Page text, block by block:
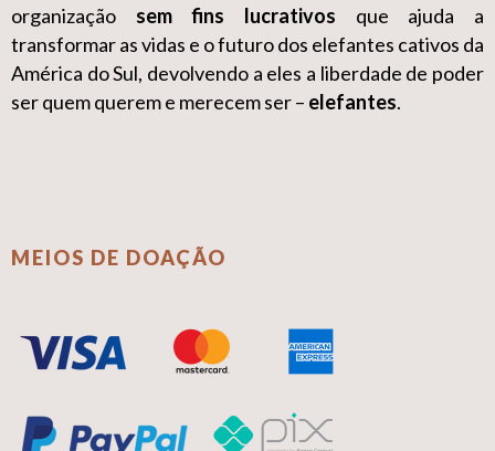
organização sem fins lucrativos que ajuda a
transformar as vidas e o futuro dos elefantes cativos da
América do Sul, devolvendo a eles a liberdade de poder
ser quem querem e merecem ser – elefantes.
MEIOS DE DOAÇÃO